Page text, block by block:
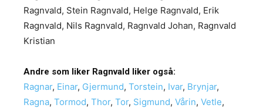
Ragnvald, Stein Ragnvald, Helge Ragnvald, Erik
Ragnvald, Nils Ragnvald, Ragnvald Johan, Ragnvald
Kristian
Andre som liker Ragnvald liker også:
Ragnar, Einar, Gjermund, Torstein, Ivar, Brynjar,
Ragna, Tormod, Thor, Tor, Sigmund, Vårin, Vetle,